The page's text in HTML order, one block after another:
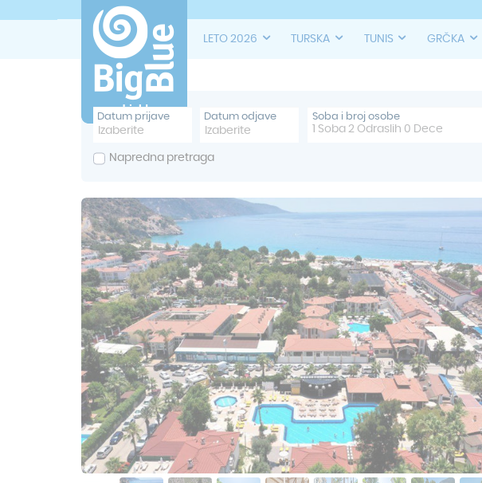
LETO 2026 TURSKA TUNIS GRČKA
Datum prijave Datum odjave Soba i broj osobe
Soba 2 Odraslih 0 Dece
Napredna pretraga